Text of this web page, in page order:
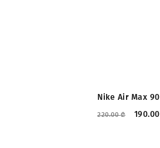
ᲤᲐᲡᲓᲐᲙᲚᲔᲑᲐ
Nike Air Max 90
220.00₾ 190.00